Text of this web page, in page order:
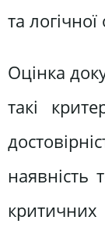
та
Оцінка
такі
наявність